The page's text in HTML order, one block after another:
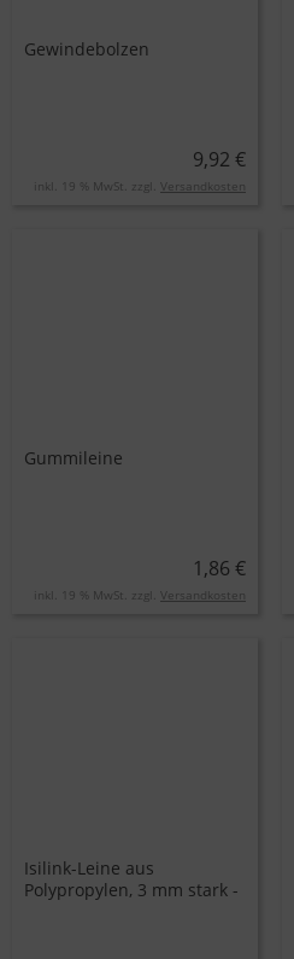
Gewindebolzen
9,92 €
inkl. 19 % MwSt. zzgl. Versandkosten
Gummileine
1,86 €
inkl. 19 % MwSt. zzgl. Versandkosten
Isilink-Leine aus
Polypropylen, 3 mm stark -